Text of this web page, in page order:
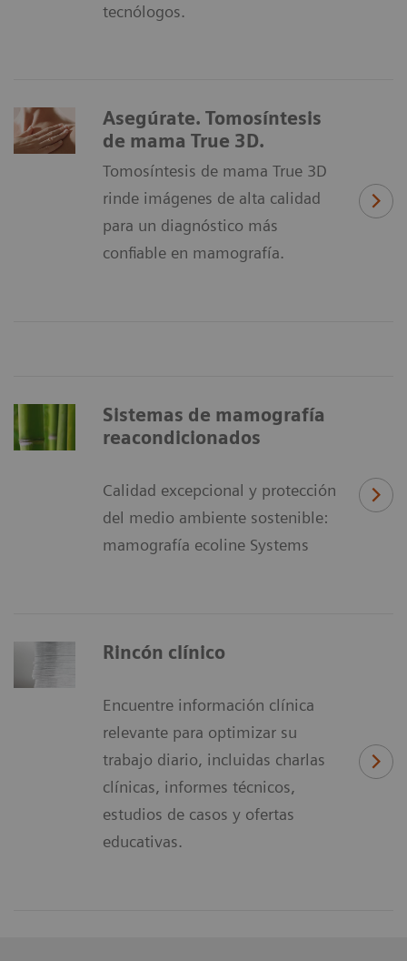
tecnólogos.
Asegúrate. Tomosíntesis
de mama True 3D.
Tomosíntesis de mama True 3D
rinde imágenes de alta calidad
para un diagnóstico más
confiable en mamografía.
Sistemas de mamografía
reacondicionados
Calidad excepcional y protección
del medio ambiente sostenible:
mamografía ecoline Systems
Rincón clínico
Encuentre información clínica
relevante para optimizar su
trabajo diario, incluidas charlas
clínicas, informes técnicos,
estudios de casos y ofertas
educativas.